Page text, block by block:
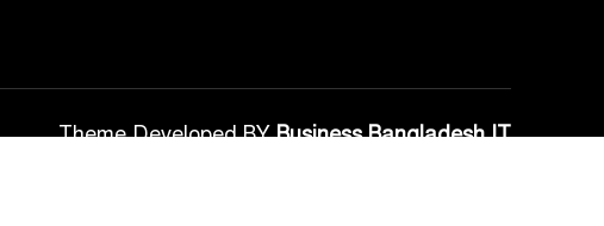
Theme Developed BYBusiness Bangladesh IT